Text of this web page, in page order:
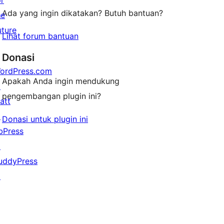
Ada yang ingin dikatakan? Butuh bantuan?
Lihat forum bantuan
Donasi
Apakah Anda ingin mendukung
pengembangan plugin ini?
Donasi untuk plugin ini